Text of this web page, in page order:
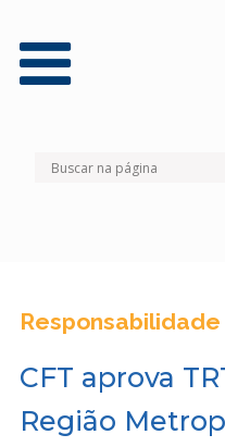
CFT aprova
Região